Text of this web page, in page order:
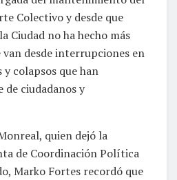
Colectivo y desde que
Ciudad no ha hecho más
desde interrupciones en
colapsos que han
ciudadanos y
quien dejó la
de Coordinación Política
Marko Fortes recordó que